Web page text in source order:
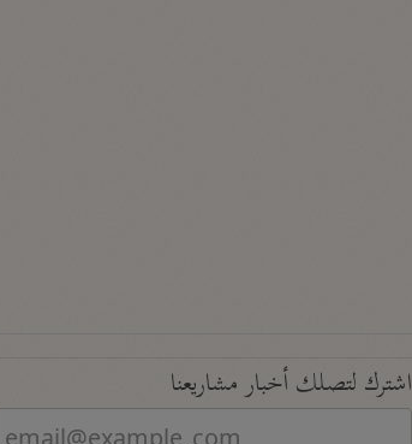
اشترك لتصلك أخبار مشاريعنا